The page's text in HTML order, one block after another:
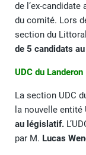
de l’ex-
du comité. Lors
section du
de 5 candidats
UDC du Landeron
La section UDC
la nouvelle
au législatif.
par M. Lucas